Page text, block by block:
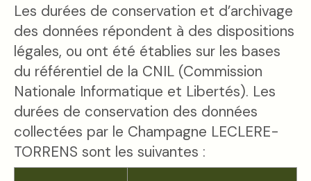
Les durées de conservation et d’archivage
des données répondent à des dispositions
légales, ou ont été établies sur les bases
du référentiel de la CNIL (Commission
Nationale Informatique et Libertés). Les
durées de conservation des données
collectées par le Champagne LECLERE-
TORRENS sont les suivantes :